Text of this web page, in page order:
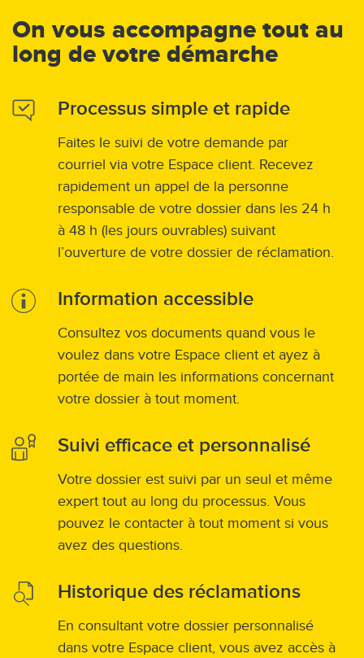
On vous accompagne tout au
long de votre démarche
Processus simple et rapide
Faites le suivi de votre demande par
courriel via votre Espace client. Recevez
rapidement un appel de la personne
responsable de votre dossier dans les 24 h
à 48 h (les jours ouvrables) suivant
l’ouverture de votre dossier de réclamation.
Information accessible
Consultez vos documents quand vous le
voulez dans votre Espace client et ayez à
portée de main les informations concernant
votre dossier à tout moment.
Suivi efficace et personnalisé
Votre dossier est suivi par un seul et même
expert tout au long du processus. Vous
pouvez le contacter à tout moment si vous
avez des questions.
Historique des réclamations
En consultant votre dossier personnalisé
dans votre Espace client, vous avez accès à